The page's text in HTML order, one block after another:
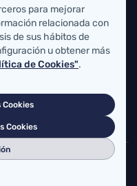
Cantabria
las redes sociales.
para mejorar
relacionada con
de sus hábitos de
u obtener más
de Cookies".
Cookies
Cookies